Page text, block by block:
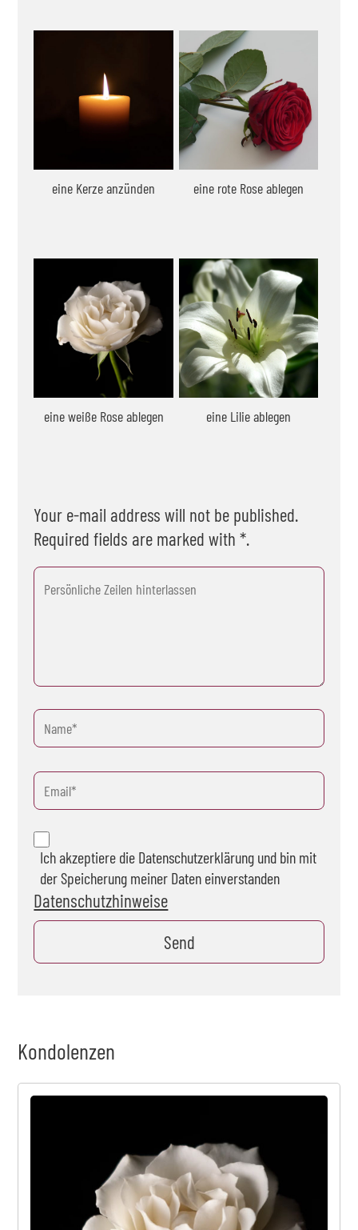
eine Kerze anzünden eine rote Rose ablegen
eine weiße Rose ablegen eine Lilie ablegen
Your e-mail address will not be published.
Required fields are marked with *.
Ich akzeptiere die Datenschutzerklärung und bin mit
der Speicherung meiner Daten einverstanden
Datenschutzhinweise
Kondolenzen